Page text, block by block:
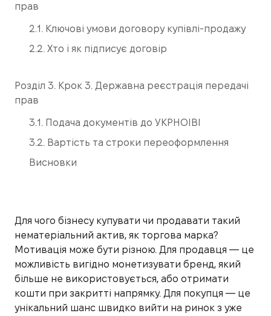
прав
2.1. Ключові умови договору купівлі-продажу
2.2. Хто і як підписує договір
Розділ 3. Крок 3. Державна реєстрація передачі
прав
3.1. Подача документів до УКРНОІВІ
3.2. Вартість та строки переоформлення
Висновки
Для чого бізнесу купувати чи продавати такий
нематеріальний актив, як торгова марка?
Мотивація може бути різною. Для продавця — це
можливість вигідно монетизувати бренд, який
більше не використовується, або отримати
кошти при закритті напрямку. Для покупця — це
унікальний шанс швидко вийти на ринок з уже